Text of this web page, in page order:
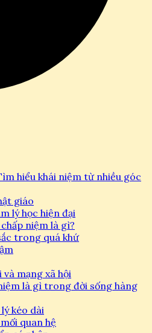
hiểu khái niệm từ nhiều góc
giáo
lý học hiện đại
niệm là gì?
trong quá khứ
mạng xã hội
là gì trong đời sống hàng
kéo dài
quan hệ